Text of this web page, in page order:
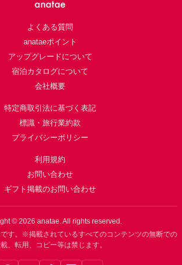
よくある質問
anataeポイント
アップグレードについて
宿泊カタログについて
会社概要
特定商取引法に基づく表記
標識・旅行業約款
プライバシーポリシー
利用規約
お問い合わせ
ギフト掲載のお問い合わせ
© 2026 anatae. All rights reserved.
す。※掲載されているすべてのコンテンツの無断での
、転用、コピー等は禁じます。